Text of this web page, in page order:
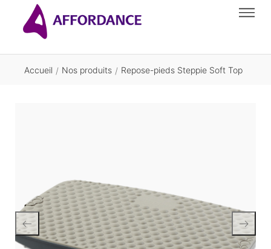
Accueil / Nos produits / Repose-pieds Steppie Soft Top